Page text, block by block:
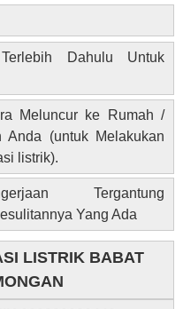
Dahulu Untuk
Meluncur ke Rumah /
Anda (untuk Melakukan
listrik).
Tergantung
Yang Ada
LISTRIK BABAT